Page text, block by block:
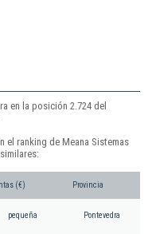
en la posición 2.724 del
ranking de Meana Sistemas
(€) Provincia
pequeña Pontevedra